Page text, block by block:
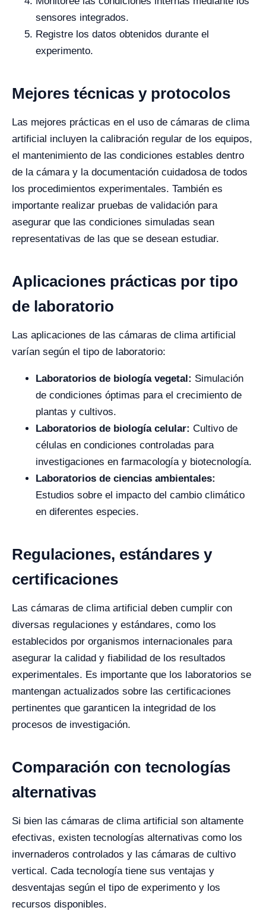
sensores integrados.
Registre los datos obtenidos durante el
experimento.
Mejores técnicas y protocolos
Las mejores prácticas en el uso de cámaras de clima
artificial incluyen la calibración regular de los equipos,
el mantenimiento de las condiciones estables dentro
de la cámara y la documentación cuidadosa de todos
los procedimientos experimentales. También es
importante realizar pruebas de validación para
asegurar que las condiciones simuladas sean
representativas de las que se desean estudiar.
Aplicaciones prácticas por tipo
de laboratorio
Las aplicaciones de las cámaras de clima artificial
varían según el tipo de laboratorio:
Laboratorios de biología vegetal: Simulación
de condiciones óptimas para el crecimiento de
plantas y cultivos.
Laboratorios de biología celular: Cultivo de
células en condiciones controladas para
investigaciones en farmacología y biotecnología.
Laboratorios de ciencias ambientales:
Estudios sobre el impacto del cambio climático
en diferentes especies.
Regulaciones, estándares y
certificaciones
Las cámaras de clima artificial deben cumplir con
diversas regulaciones y estándares, como los
establecidos por organismos internacionales para
asegurar la calidad y fiabilidad de los resultados
experimentales. Es importante que los laboratorios se
mantengan actualizados sobre las certificaciones
pertinentes que garanticen la integridad de los
procesos de investigación.
Comparación con tecnologías
alternativas
Si bien las cámaras de clima artificial son altamente
efectivas, existen tecnologías alternativas como los
invernaderos controlados y las cámaras de cultivo
vertical. Cada tecnología tiene sus ventajas y
desventajas según el tipo de experimento y los
recursos disponibles.